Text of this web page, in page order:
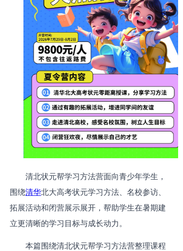
清北状元帮学习方法营面向青少年学生，
围绕清华北大高考状元学习方法、名校参访、
拓展活动和闭营展示展开，帮助学生在暑期建
立更清晰的学习目标与成长动力。
本篇围绕清北状元帮学习方法营整理课程